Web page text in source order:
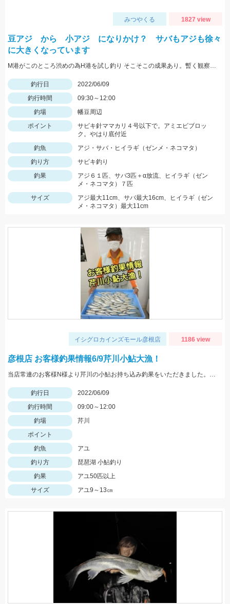
みつやくる 1827 view
豆アジ から 小アジ になりかけ？ サバもアジも徐々
に大きくなっています
M港がこのところ渋めの為H港を試し釣り そこそこの成果あり。暫く観察。 釣り場をきれいに。
釣行日
2022/06/09
釣行時間
09:30～12:00
釣場
幡豆周辺
ポイント
サビキ針ママカリ４号以下で。アミエビブロッ
ク。やはり底付近
釣魚
アジ・サバ・ヒイラギ（ゼンメ・ネコマタ）
釣り方
サビキ釣り
釣果
アジ６１匹、サバ3匹＋α放流、ヒイラギ（ゼン
メ・ネコマタ）７匹
サイズ
アジ最大11cm、サバ最大16cm、ヒイラギ（ゼン
メ・ネコマタ）最大11cm
イシグロカインズモール彦根店 1186 view
彦根店 お客様釣果情報6/9芹川小鮎大漁！
当店常連のお客様N様より芹川の小鮎お持ち込み釣果をいただきました。いつもありがとうございます。
釣行日
2022/06/09
釣行時間
09:00～12:00
釣場
芹川
ポイント
釣魚
アユ
釣り方
琵琶湖 小鮎釣り
釣果
アユ50匹以上
サイズ
アユ9～13㎝